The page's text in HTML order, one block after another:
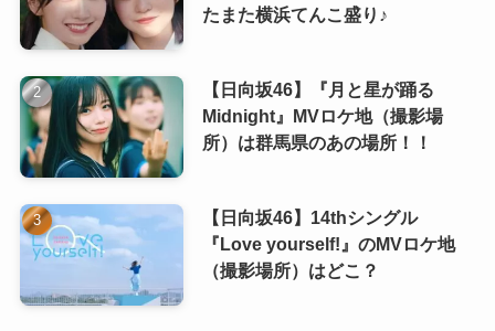
たまた横浜てんこ盛り♪
【日向坂46】『月と星が踊る
Midnight』MVロケ地（撮影場
所）は群馬県のあの場所！！
【日向坂46】14thシングル
『Love yourself!』のMVロケ地
（撮影場所）はどこ？